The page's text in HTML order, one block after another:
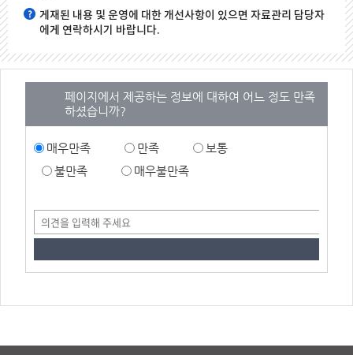
게재된 내용 및 운영에 대한 개선사항이 있으면 자료관리 담당자
에게 연락하시기 바랍니다.
페이지에서 제공하는 정보에 대하여 어느 정도 만족
하셨습니까?
매우만족 만족
보통
불만족
매우불만족